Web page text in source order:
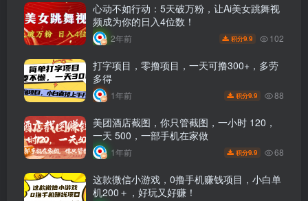
心动不如行动：5天破万粉，让Ai美女跳舞视
频成为你的日入4位数！
2年前 积分9.9 102
打字项目，零撸项目，一天可撸300+，多劳
多得
1年前 积分9.9 88
美团酒店截图，你只管截图，一小时 120，
一天 500，一部手机在家做
1年前 积分9.9 68
这款微信小游戏，0撸手机赚钱项目，小白单
机200＋，好玩又好赚！